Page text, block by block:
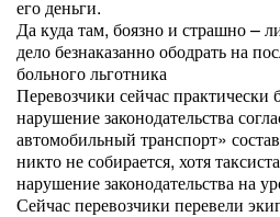
его деньги.
Да куда там, боязно и страшно –
дело безнаказанно ободрать на
больного льготника
Перевозчики сейчас практически
нарушение законодательства
автомобильный транспорт»
никто не собирается, хотя
нарушение законодательства на
Сейчас перевозчики перевели